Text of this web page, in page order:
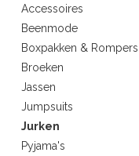
Accessoires
Beenmode
Boxpakken & Rompers
Broeken
Jassen
Jumpsuits
Jurken
Pyjama's